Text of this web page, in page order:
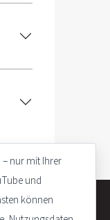
nur mit Ihrer
und
können